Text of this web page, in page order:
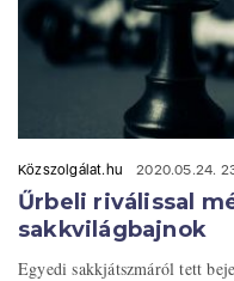
Közszolgálat.hu 2020.05.24.
Űrbeli riválissal
sakkvilágbajnok
Egyedi sakkjátszmáról tett